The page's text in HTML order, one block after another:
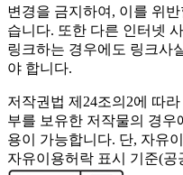
변경을 금지하여, 이를 위
습니다. 또한 다른 인터넷
링크하는 경우에도 링크사
야 합니다.
저작권법 제24조의2에 따
부를 보유한 저작물의 경우
용이 가능합니다. 단, 자유
자유이용허락 표시 기준(